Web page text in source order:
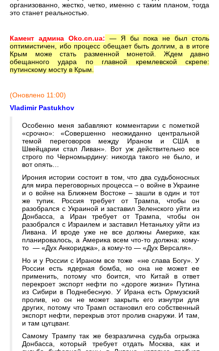
организованно, жестко, четко, именно с таким планом, тогда
это станет реальностью.
Камент админа Oko.cn.ua: — Я бы пока не был столь
оптимистичен, ибо процесс обещает быть долгим, а в итоге
Крым може стать разменной монетой. Ждем давно
обещанного удара по главной кремлевской скрепе:
путинскому мосту в Крым.
(Оновлено 11:00)
Vladimir Pastukhov
Особенно меня забавляют комментарии с пометкой
«срочно»: «Совершенно неожиданно центральной
темой переговоров между Ираном и США в
Швейцарии стал Ливан». Вот уж действительно все
строго по Черномырдину: никогда такого не было, и
вот опять…
Ирония истории состоит в том, что два судьбоносных
для мира переговорных процесса – о войне в Украине
и о войне на Ближнем Востоке – зашли в один и тот
же тупик. Россия требует от Трампа, чтобы он
разобрался с Украиной и заставил Зеленского уйти из
Донбасса, а Иран требует от Трампа, чтобы он
разобрался с Израилем и заставил Нетаньяху уйти из
Ливана. И вроде уже не все должны Америке, как
планировалось, а Америка всем что-то должна: кому-
то — «Дух Анкориджа», а кому-то — «Дух Версаля».
Но и у России с Ираном все тоже «не слава Богу». У
России есть ядерная бомба, но она не может ее
применить, потому что боится, что Китай в ответ
перекроет экспорт нефти по «дороге жизни» Путина
из Сибири в Поднебесную. У Ирана есть Ормузский
пролив, но он не может закрыть его изнутри для
других, потому что Трамп остановил его собственный
экспорт нефти, перекрыв этот пролив снаружи. И там,
и там цугцванг.
Самому Трампу так же безразлична судьба огрызка
Донбасса, который требует отдать Москва, как и